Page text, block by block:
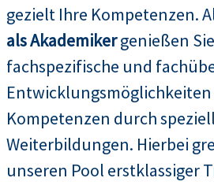
gezielt Ihre Kompetenzen.
als Akademikergenießen
fachspezifische und
Kompetenzen durch
Weiterbildungen. Hierbei
unseren Pool erstklassiger